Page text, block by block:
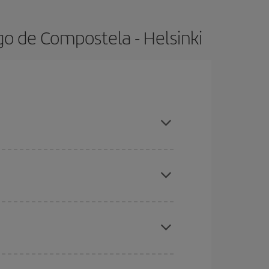
de Compostela - Helsinki
días cercanos